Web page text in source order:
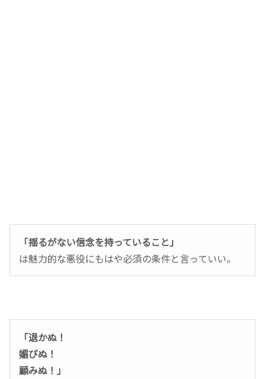
「揺るがない信念を持っていること」
は魅力的な悪役にもはや必須の条件と言っていい。
「退かぬ！
媚びぬ！
顧みぬ！」